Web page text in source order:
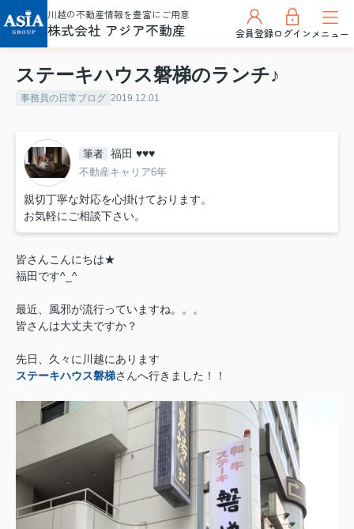
川越の不動産情報を豊富にご用意
株式会社 アジア不動産 会員登録ログインメニュー
ステーキハウス磐梯のランチ♪
事務員の日常ブログ 2019.12.01
筆者 福田 ♥♥♥
不動産キャリア6年
親切丁寧な対応を心掛けております。
お気軽にご相談下さい。
皆さんこんにちは★
福田です^_^
最近、風邪が流行っていますね。。。
皆さんは大丈夫ですか？
先日、久々に川越にあります
ステーキハウス磐梯さんへ行きました！！